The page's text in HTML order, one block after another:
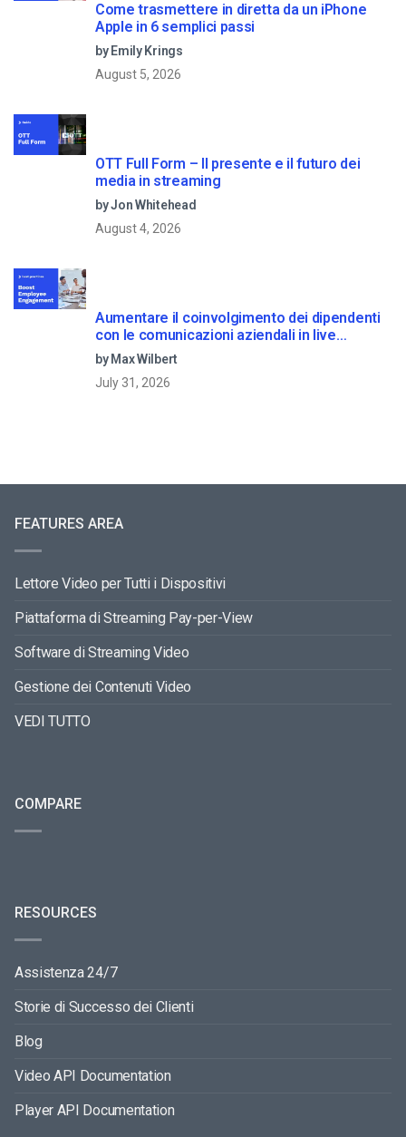
Come trasmettere in diretta da un iPhone
Apple in 6 semplici passi
by Emily Krings
August 5, 2026
OTT Full Form – Il presente e il futuro dei
media in streaming
by Jon Whitehead
August 4, 2026
Aumentare il coinvolgimento dei dipendenti
con le comunicazioni aziendali in live
streaming
by Max Wilbert
July 31, 2026
FEATURES AREA
Lettore Video per Tutti i Dispositivi
Piattaforma di Streaming Pay-per-View
Software di Streaming Video
Gestione dei Contenuti Video
VEDI TUTTO
COMPARE
RESOURCES
Assistenza 24/7
Storie di Successo dei Clienti
Blog
Video API Documentation
Player API Documentation